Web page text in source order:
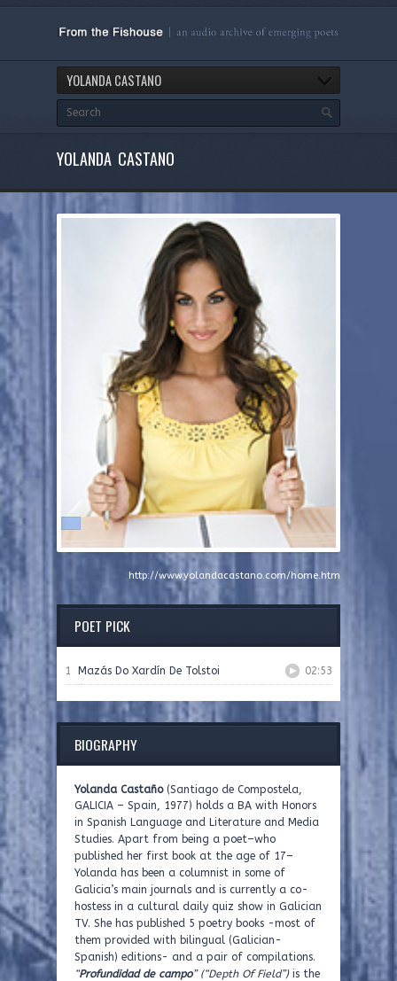
YOLANDA CASTANO
YOLANDA CASTANO
http://www.yolandacastano.com/home.htm
POET PICK
1 Mazás Do Xardín De Tolstoi 02:53
BIOGRAPHY
Yolanda Castaño(Santiago de Compostela,
GALICIA – Spain, 1977) holds a BA with Honors
in Spanish Language and Literature and Media
Studies. Apart from being a poet–who
published her first book at the age of 17–
Yolanda has been a columnist in some of
Galicia’s main journals and is currently a co-
hostess in a cultural daily quiz show in Galician
TV. She has published 5 poetry books -most of
them provided with bilingual (Galician-
Spanish) editions- and a pair of compilations.
“Profundidad de campo” (“Depth Of Field”) is the